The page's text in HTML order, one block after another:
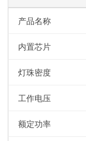
产品名称
内置芯片
灯珠密度
工作电压
额定功率